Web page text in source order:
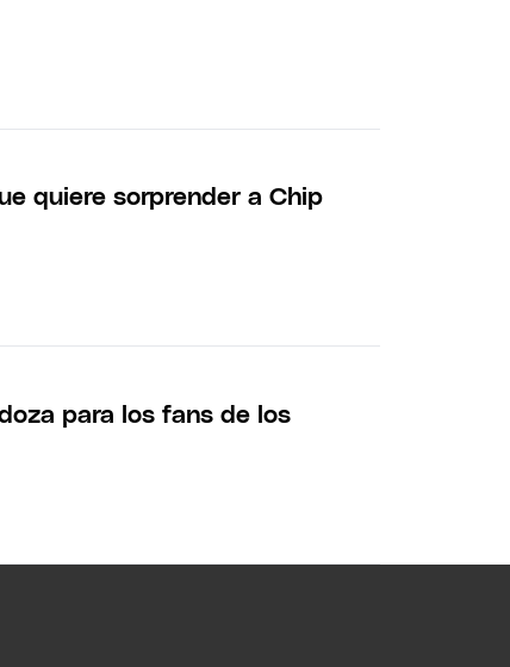
quiere sorprender a Chip
para los fans de los